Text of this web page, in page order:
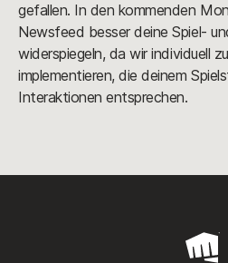
gefallen. In den kommenden
Newsfeed besser deine Spiel-
widerspiegeln, da wir individuell
implementieren, die deinem
Interaktionen entsprechen.
Riot